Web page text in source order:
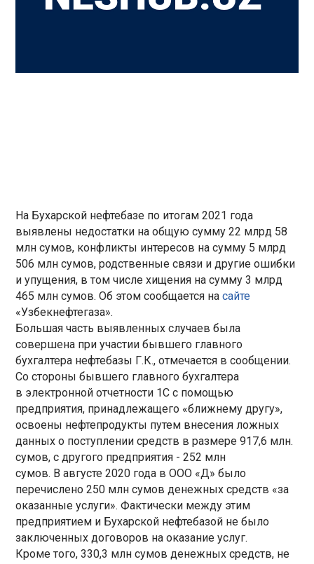
На Бухарской нефтебазе по итогам 2021 года
выявлены недостатки на общую сумму 22 млрд 58
млн сумов, конфликты интересов на сумму 5 млрд
506 млн сумов, родственные связи и другие ошибки
и упущения, в том числе хищения на сумму 3 млрд
465 млн сумов. Об этом сообщается насайте
«Узбекнефтегаза».
Большая часть выявленных случаев была
совершена при участии бывшего главного
бухгалтера нефтебазы Г.К., отмечается в сообщении.
Со стороны бывшего главного бухгалтера
в электронной отчетности 1С с помощью
предприятия, принадлежащего «ближнему другу»,
освоены нефтепродукты путем внесения ложных
данных о поступлении средств в размере 917,6 млн.
сумов, с другого предприятия - 252 млн
сумов. В августе 2020 года в ООО «Д» было
перечислено 250 млн сумов денежных средств «за
оказанные услуги». Фактически между этим
предприятием и Бухарской нефтебазой не было
заключенных договоров на оказание услуг.
Кроме того, 330,3 млн сумов денежных средств, не